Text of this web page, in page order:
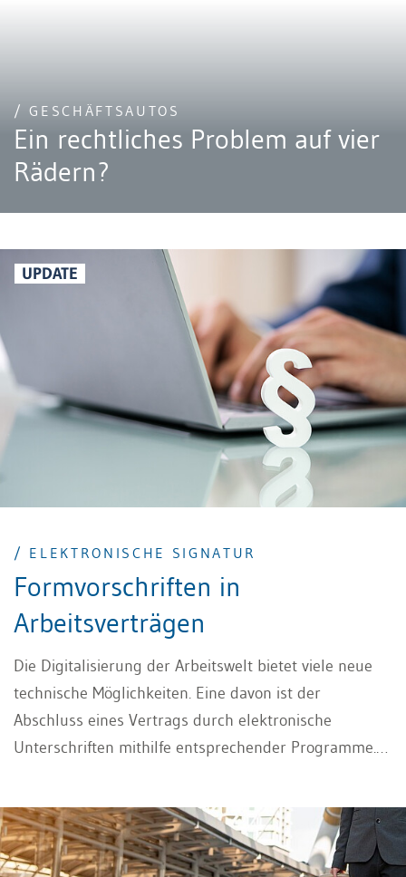
/ GESCHÄFTSAUTOS
Ein rechtliches Problem auf vier
Rädern?
UPDATE
/ ELEKTRONISCHE SIGNATUR
Formvorschriften in
Arbeitsverträgen
Die Digitalisierung der Arbeitswelt bietet viele neue
technische Möglichkeiten. Eine davon ist der
Abschluss eines Vertrags durch elektronische
Unterschriften mithilfe entsprechender Programme.
Formvorschriften und die gesetzlichen Anforderungen
an eine gültige elektronische Signatur zu beachten.